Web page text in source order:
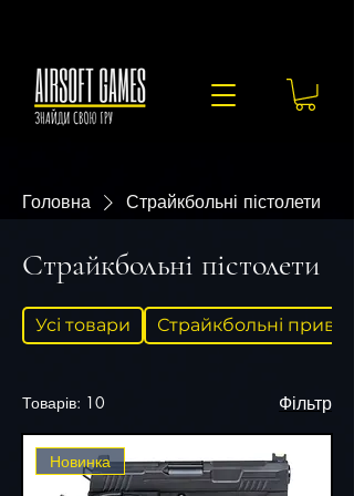
Головна Страйкбольні пістолети
Страйкбольні пістолети
Усі товари Страйкбольні
Товарів: 10 Фільтр
Новинка